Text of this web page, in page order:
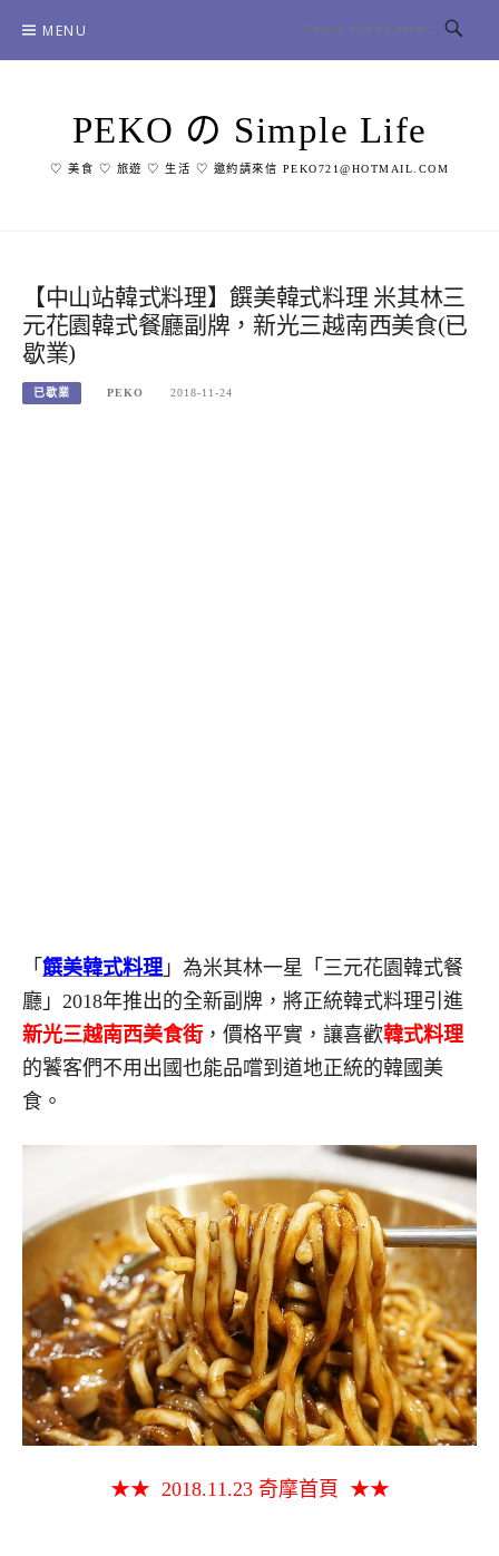
content
MENU
PEKO の Simple Life
♡ 美食 ♡ 旅遊 ♡ 生活 ♡ 邀約請來信 PEKO721@HOTMAIL.COM
【中山站韓式料理】饌美韓式料理 米其林三
元花園韓式餐廳副牌，新光三越南西美食(已
歇業)
已歇業 PEKO 2018-11-24
「 饌美韓式料理」為米其林一星「三元花園韓式餐
廳」2018年推出的全新副牌，將正統韓式料理引進
新光三越南西美食街 ，價格平實，讓喜歡韓式料理
的饕客們不用出國也能品嚐到道地正統的韓國美
食。
★★ 2018.11.23 奇摩首頁 ★★